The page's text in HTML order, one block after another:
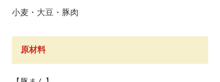
小麦・大豆・豚肉
原材料